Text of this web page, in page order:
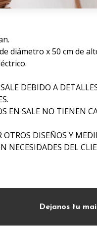
diámetro x 50 cm de
DEBIDO A
EN SALE NO TIENEN
OTROS DISEÑOS Y
NECESIDADES DEL
Dejanos tu